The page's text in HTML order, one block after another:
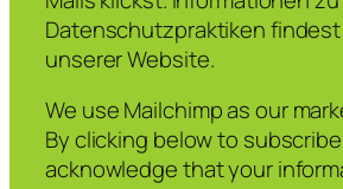
Datenschutzpraktiken
unserer Website.
We use Mailchimp as our
By clicking below to
acknowledge that your